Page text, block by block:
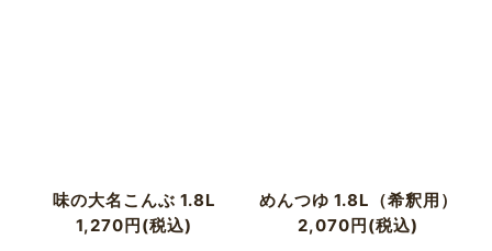
味の大名こんぶ 1.8L
1,270円(税込)
めんつゆ 1.8L（希釈用）
2,070円(税込)